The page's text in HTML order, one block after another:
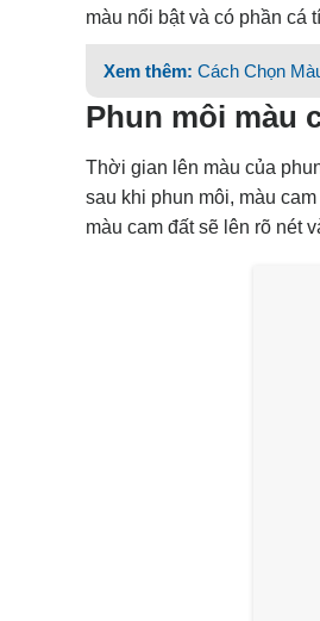
màu nổi bật và có phần cá
Xem thêm: Cách Chọn
Phun môi màu
Thời gian lên màu của
sau khi phun môi, màu
màu cam đất sẽ lên rõ nét